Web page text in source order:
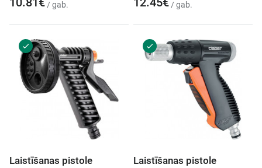
/ gab. / gab.
Laistīšanas pistole
Laistīšanas pistole